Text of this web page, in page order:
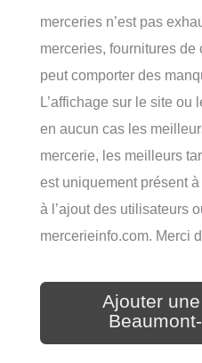
merceries n’est pas
merceries, fournitures
peut comporter des
L’affichage sur le site ou
en aucun cas les
mercerie, les meilleurs
est uniquement présent
à l’ajout des utilisateurs
mercerieinfo.com. Merci
Ajouter